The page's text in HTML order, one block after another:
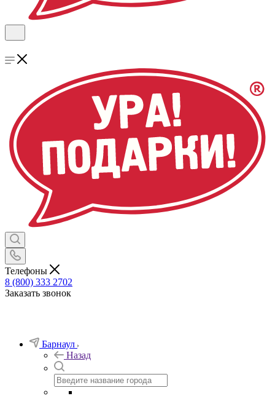
Телефоны
8 (800) 333 2702
Заказать звонок
Барнаул
Назад